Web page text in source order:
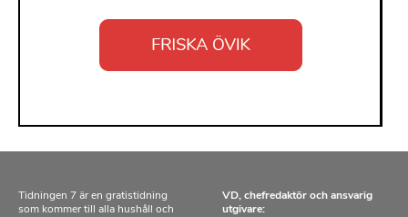
Tidningen 7 är en gratistidning
som kommer till alla hushåll och
VD, chefredaktör och ansvarig
utgivare: